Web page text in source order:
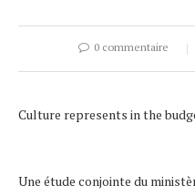
0 commentaire
Culture represents in the
Une étude conjointe du